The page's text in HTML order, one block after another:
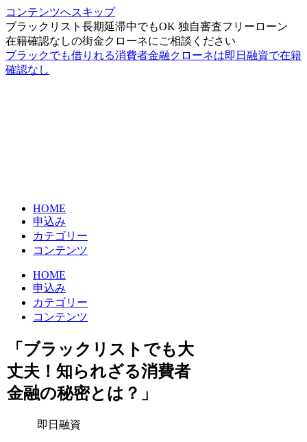
コンテンツへスキップ
ブラックリスト長期延滞中でもOK 独自審査フリーローン
在籍確認なしの街金クローネにご相談ください
ブラックでも借りれる消費者金融クローネは即日融資で在籍
確認なし
HOME
申込み
カテゴリー
コンテンツ
HOME
申込み
カテゴリー
コンテンツ
「ブラックリストでも大
丈夫！知られざる消費者
金融の秘密とは？」
即日融資